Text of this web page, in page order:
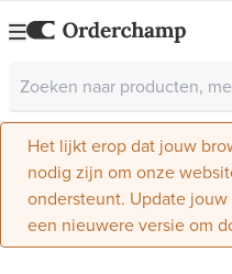
Het lijkt erop dat jouw
nodig zijn om onze
ondersteunt. Update
een nieuwere versie om